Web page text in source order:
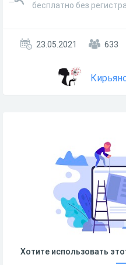
бесплатно без
23.05.2021 633
Хотите использовать